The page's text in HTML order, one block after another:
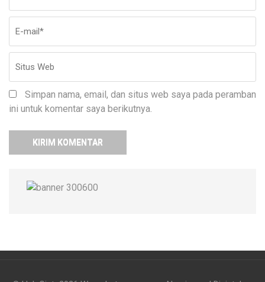
Simpan nama, email, dan situs web saya pada peramban
ini untuk komentar saya berikutnya.